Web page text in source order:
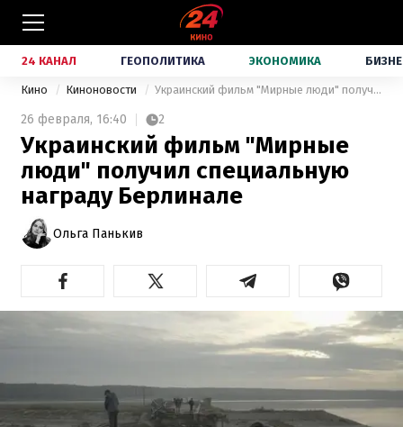
24 КАНАЛ ГЕОПОЛИТИКА ЭКОНОМИКА
Кино Киноновости Украинский фильм "Мирные люди" получил специальную награду Берлинале
26 февраля, 16:40 2
Украинский фильм "Мирные
люди" получил специальную
награду Берлинале
Ольга Панькив